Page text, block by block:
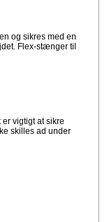
og sikres med en
Flex-stænger til
vigtigt at sikre
skilles ad under